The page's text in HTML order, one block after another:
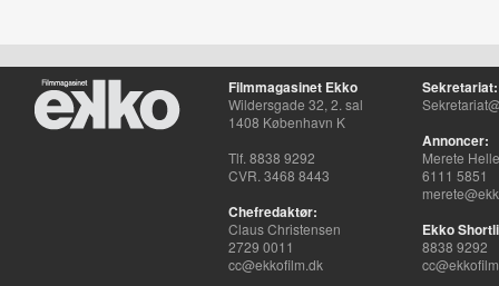
Filmmagasinet Ekko
Wildersgade 32, 2. sal
1408 København K
Tlf. 8838 9292
CVR. 3468 8443
Chefredaktør:
Claus Christensen
2729 0011
cc@ekkofilm.dk
Sekretariat:
Annoncer:
Merete
6111 5851
Ekko
8838 9292